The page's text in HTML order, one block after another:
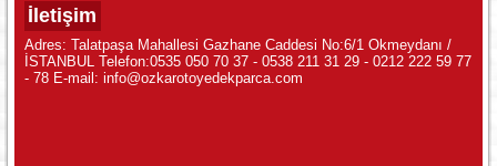
İletişim
Adres: Talatpaşa Mahallesi Gazhane Caddesi No:6/1 Okmeydanı /
İSTANBUL Telefon:0535 050 70 37 - 0538 211 31 29 - 0212 222 59 77
- 78 E-mail: info@ozkarotoyedekparca.com